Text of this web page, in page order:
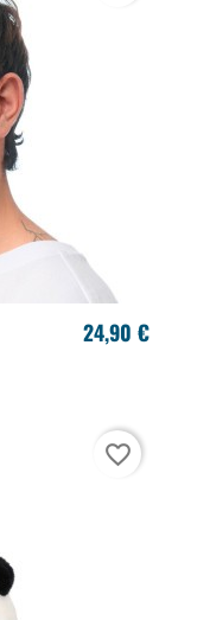
24,90 €
favorite_border